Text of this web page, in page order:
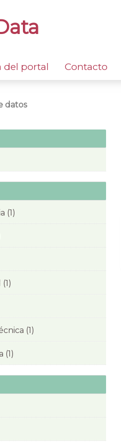
del portal Contacto
datos
(1)
(1)
(1)